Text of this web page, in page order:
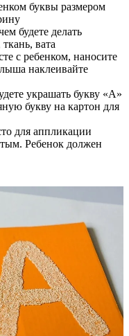
буквы размером
будете делать
вата
с ребенком, наносите
наклеивайте
украшать букву «А»
букву на картон для
для аппликации
Ребенок должен